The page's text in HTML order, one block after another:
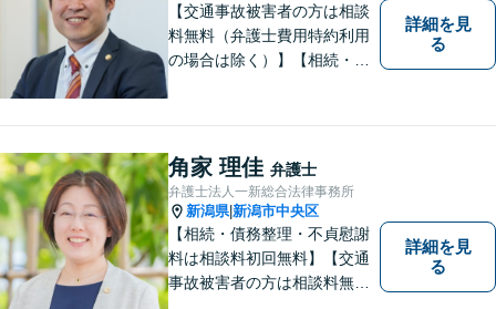
【交通事故被害者の方は相談
料無料（弁護士費用特約利用
の場合は除く）】【相続・債
可】あなたのパートナーとし
てお力になります
詳細を見
る
角家 理佳 弁護士
弁護士法人一新総合法律事務所
新潟県|新潟市中央区
【相続・債務整理・不貞慰謝
料は相談料初回無料】【交通
事故被害者の方は相談料無料
詳細を見
る